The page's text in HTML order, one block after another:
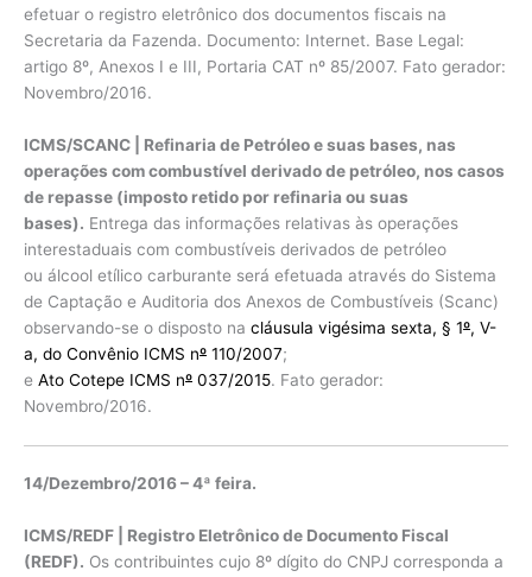
efetuar o registro eletrônico dos documentos fiscais na
Secretaria da Fazenda. Documento: Internet. Base Legal:
artigo 8º, Anexos I e III, Portaria CAT nº 85/2007. Fato gerador:
Novembro/2016.
ICMS/SCANC | Refinaria de Petróleo e suas bases, nas
operações com combustível derivado de petróleo, nos casos
de repasse (imposto retido por refinaria ou suas
bases). Entrega das informações relativas às operações
interestaduais com combustíveis derivados de petróleo
ou álcool etílico carburante será efetuada através do Sistema
de Captação e Auditoria dos Anexos de Combustíveis (Scanc)
observando-se o disposto na cláusula vigésima sexta, § 1º, V-
a, do Convênio ICMS nº 110/2007;
e Ato Cotepe ICMS nº 037/2015. Fato gerador:
Novembro/2016.
14/Dezembro/2016 – 4ª feira.
ICMS/REDF | Registro Eletrônico de Documento Fiscal
(REDF). Os contribuintes cujo 8º dígito do CNPJ corresponda a